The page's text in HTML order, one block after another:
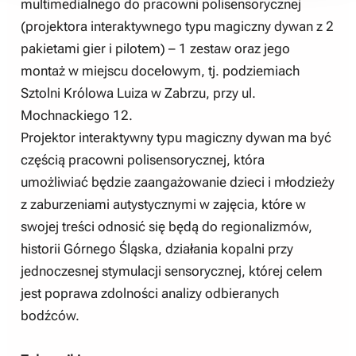
multimedialnego do pracowni polisensorycznej
(projektora interaktywnego typu magiczny dywan z 2
pakietami gier i pilotem) – 1 zestaw oraz jego
montaż w miejscu docelowym, tj. podziemiach
Sztolni Królowa Luiza w Zabrzu, przy ul.
Mochnackiego 12.
Projektor interaktywny typu magiczny dywan ma być
częścią pracowni polisensorycznej, która
umożliwiać będzie zaangażowanie dzieci i młodzieży
z zaburzeniami autystycznymi w zajęcia, które w
swojej treści odnosić się będą do regionalizmów,
historii Górnego Śląska, działania kopalni przy
jednoczesnej stymulacji sensorycznej, której celem
jest poprawa zdolności analizy odbieranych
bodźców.